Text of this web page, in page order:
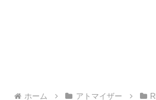
ホーム アトマイザー